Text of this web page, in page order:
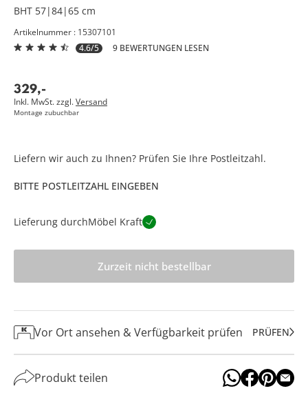
BHT 57|84|65 cm
Artikelnummer : 15307101
4.6/5
9 BEWERTUNGEN LESEN
329,-
Inkl. MwSt. zzgl.Versand
Montage zubuchbar
Liefern wir auch zu Ihnen? Prüfen Sie Ihre Postleitzahl.
BITTE POSTLEITZAHL EINGEBEN
Lieferung durchMöbel Kraft
Zurzeit nicht bestellbar
Vor Ort ansehen & Verfügbarkeit prüfen PRÜFEN
Produkt teilen